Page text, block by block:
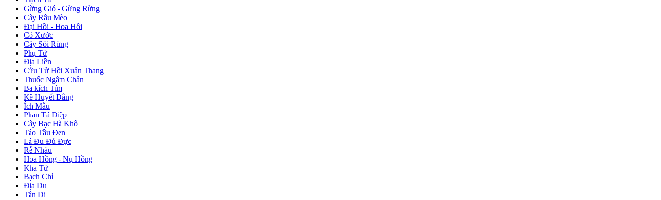
Gừng Gió - Gừng Rừng
Cây Râu Mèo
Đại Hồi - Hoa Hồi
Cỏ Xước
Cây Sói Rừng
Phụ Tử
Địa Liền
Cửu Tử Hồi Xuân Thang
Thuốc Ngâm Chân
Ba kích Tím
Kê Huyết Đằng
Ích Mẫu
Phan Tả Diệp
Cây Bạc Hà Khô
Táo Tầu Đen
Lá Đu Đủ Đực
Rễ Nhàu
Hoa Hồng - Nụ Hồng
Kha Tử
Bạch Chỉ
Địa Du
Tân Di